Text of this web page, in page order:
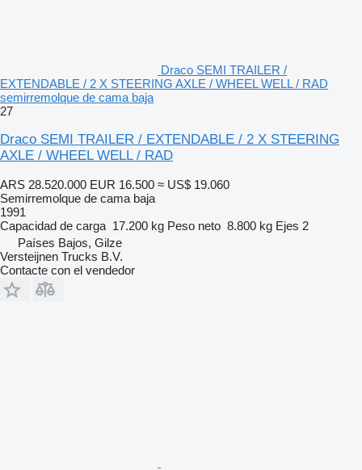
Draco SEMI TRAILER /
EXTENDABLE / 2 X STEERING AXLE / WHEEL WELL / RAD
semirremolque de cama baja
27
Draco SEMI TRAILER / EXTENDABLE / 2 X STEERING
AXLE / WHEEL WELL / RAD
ARS 28.520.000 EUR 16.500 ≈ US$ 19.060
Semirremolque de cama baja
1991
Capacidad de carga 17.200 kg Peso neto 8.800 kg Ejes 2
Países Bajos, Gilze
Versteijnen Trucks B.V.
Contacte con el vendedor